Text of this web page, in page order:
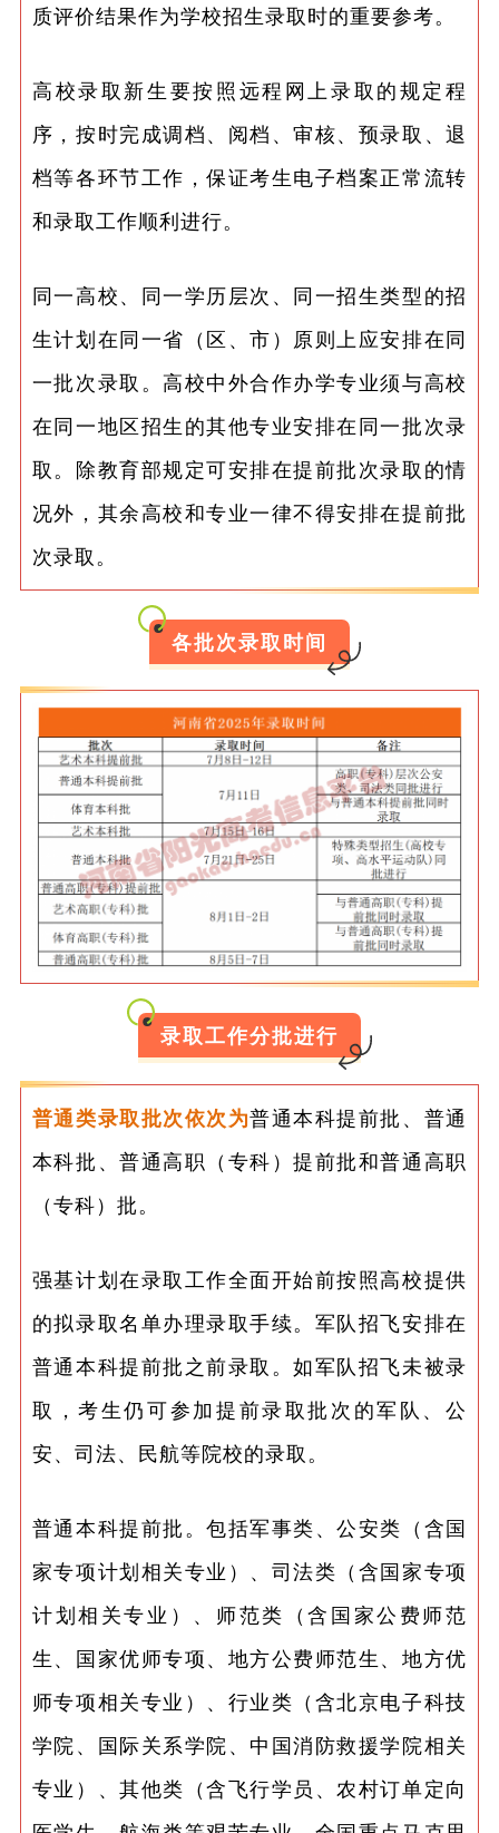
质评价结果作为学校招生录取时的重要参考。
高校录取新生要按照远程网上录取的规定程
序，按时完成调档、阅档、审核、预录取、退
档等各环节工作，保证考生电子档案正常流转
和录取工作顺利进行。
同一高校、同一学历层次、同一招生类型的招
生计划在同一省（区、市）原则上应安排在同
一批次录取。高校中外合作办学专业须与高校
在同一地区招生的其他专业安排在同一批次录
取。除教育部规定可安排在提前批次录取的情
况外，其余高校和专业一律不得安排在提前批
次录取。
各批次录取时间
录取工作分批进行
普通类录取批次依次为普通本科提前批、普通
本科批、普通高职（专科）提前批和普通高职
（专科）批。
强基计划在录取工作全面开始前按照高校提供
的拟录取名单办理录取手续。军队招飞安排在
普通本科提前批之前录取。如军队招飞未被录
取，考生仍可参加提前录取批次的军队、公
安、司法、民航等院校的录取。
普通本科提前批。包括军事类、公安类（含国
家专项计划相关专业）、司法类（含国家专项
计划相关专业）、师范类（含国家公费师范
生、国家优师专项、地方公费师范生、地方优
师专项相关专业）、行业类（含北京电子科技
学院、国际关系学院、中国消防救援学院相关
专业）、其他类（含飞行学员、农村订单定向